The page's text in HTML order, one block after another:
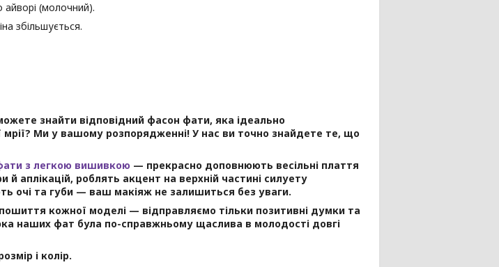
айворі (молочний).
збільшується.
знайти відповідний фасон фати, яка ідеально
Ми у вашому розпорядженні! У нас ви точно знайдете те, що
з легкою вишивкою — прекрасно доповнюють весільні плаття
й аплікацій, роблять акцент на верхній частині силуету
очі та губи — ваш макіяж не залишиться без уваги.
кожної моделі — відправляємо тільки позитивні думки та
наших фат була по-справжньому щаслива в молодості довгі
і колір.